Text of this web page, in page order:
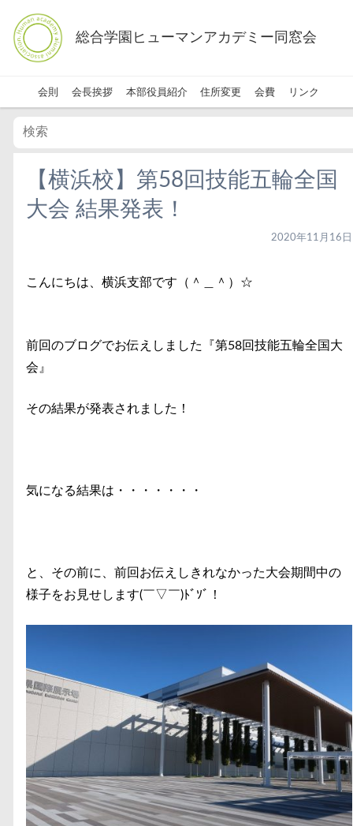
総合学園ヒューマンアカデミー同窓会
会則 会長挨拶 本部役員紹介 住所変更 会費 リンク
【横浜校】第58回技能五輪全国
大会 結果発表！
2020年11月16日
こんにちは、横浜支部です（＾＿＾）☆
前回のブログでお伝えしました『第58回技能五輪全国大
会』
その結果が発表されました！
気になる結果は・・・・・・・
と、その前に、前回お伝えしきれなかった大会期間中の
様子をお見せします(￣▽￣)ﾄﾞｿﾞ！